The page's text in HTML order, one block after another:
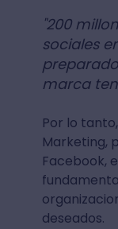
"200
sociales
marca
Por lo
Marketing,
Facebook,
deseados.